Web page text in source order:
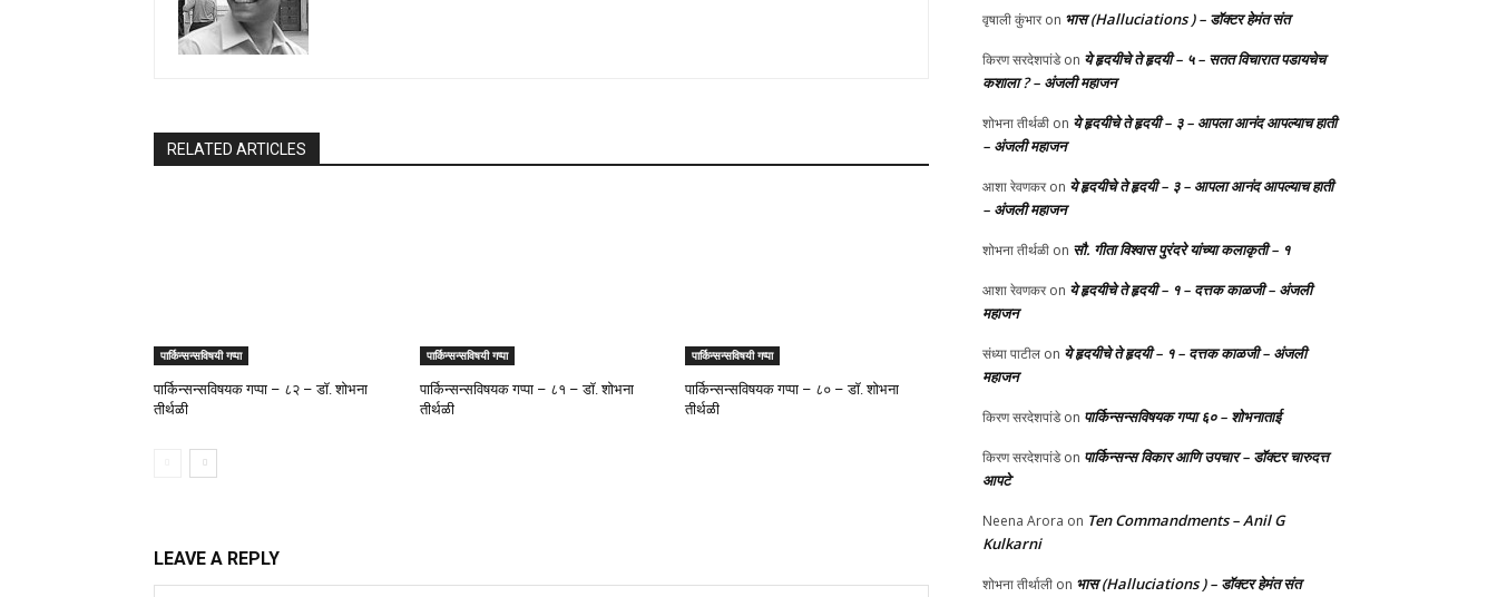
RELATED ARTICLES
पार्किन्सन्सविषयी गप्पा
पार्किन्सन्सविषयक गप्पा – ८२ – डॉ. शोभना
तीर्थळी
पार्किन्सन्सविषयी गप्पा
पार्किन्सन्सविषयक गप्पा – ८१ – डॉ. शोभना
तीर्थळी
पार्किन्सन्सविषयी गप्पा
पार्किन्सन्सविषयक गप्पा – ८० – डॉ. शोभना
तीर्थळी
LEAVE A REPLY
वृषाली कुंभारon भास (Halluciations ) – डॉक्टर हेमंत संत
किरण सरदेशपांडेon ये हृदयीचे ते हृदयी – ५ – सतत विचारात पडायचेच
कशाला ? – अंजली महाजन
शोभना तीर्थळी on ये हृदयीचे ते हृदयी – ३ – आपला आनंद आपल्याच हाती
– अंजली महाजन
आशा रेवणकरon ये हृदयीचे ते हृदयी – ३ – आपला आनंद आपल्याच हाती
– अंजली महाजन
शोभना तीर्थळी on सौ. गीता विश्वास पुरंदरे यांच्या कलाकृती – १
आशा रेवणकरon ये हृदयीचे ते हृदयी – १ – दत्तक काळजी – अंजली
महाजन
संध्या पाटील on ये हृदयीचे ते हृदयी – १ – दत्तक काळजी – अंजली
महाजन
किरण सरदेशपांडेon पार्किन्सन्सविषयक गप्पा ६० – शोभनाताई
किरण सरदेशपांडेon पार्किन्सन्स विकार आणि उपचार – डॉक्टर चारुदत्त
आपटे
Neena Arora on Ten Commandments – Anil G
Kulkarni
शोभना तीर्थाली on भास (Halluciations ) – डॉक्टर हेमंत संत